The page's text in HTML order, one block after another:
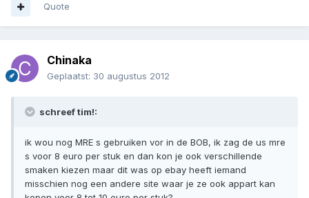
Quote
Chinaka
Geplaatst: 30 augustus 2012
schreef tim!:
ik wou nog MRE s gebruiken vor in de BOB, ik zag de us mre
s voor 8 euro per stuk en dan kon je ook verschillende
smaken kiezen maar dit was op ebay heeft iemand
misschien nog een andere site waar je ze ook appart kan